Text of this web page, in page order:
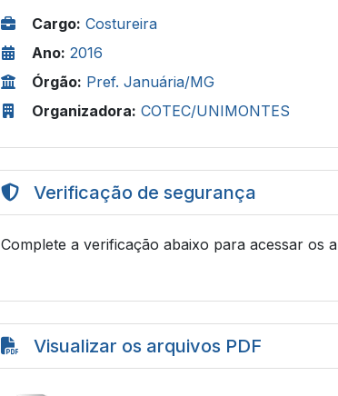
Cargo: Costureira
Ano: 2016
Órgão: Pref. Januária/MG
Organizadora: COTEC/UNIMONTES
Verificação de segurança
Complete a verificação abaixo para acessar os
Visualizar os arquivos PDF